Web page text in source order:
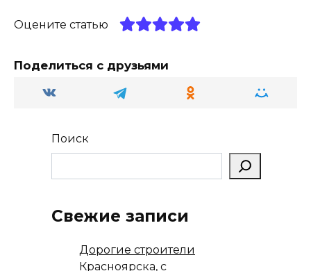
ra kl
ss
ni
A
p
а
т
Оцените статью
Поделиться с друзьями
Поиск
Свежие записи
Дорогие строители
Красноярска, с